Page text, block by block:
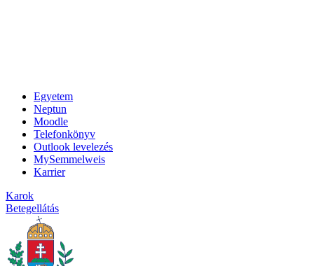
Egyetem
Neptun
Moodle
Telefonkönyv
Outlook levelezés
MySemmelweis
Karrier
Karok
Betegellátás